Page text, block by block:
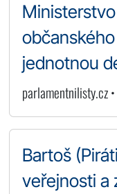
jednotnou
parlamentnilisty.cz
Bartoš
veřejnosti a